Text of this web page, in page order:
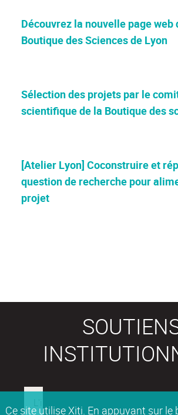
Ce site utilise Xiti. En appuyant sur le
Découvrez la nouvelle page web
Boutique des Sciences de Lyon
Sélection des projets par le
scientifique de la Boutique des
[Atelier Lyon] Coconstruire et
question de recherche pour
projet